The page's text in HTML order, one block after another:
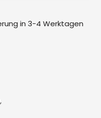
in 3-4 Werktagen
,